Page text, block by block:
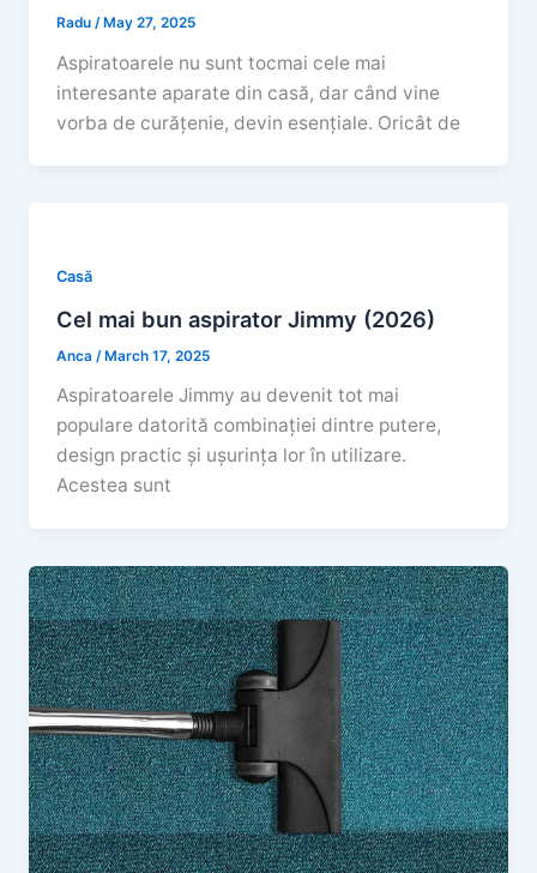
Radu/May 27, 2025
Aspiratoarele nu sunt tocmai cele mai
interesante aparate din casă, dar când vine
vorba de curățenie, devin esențiale. Oricât de
Casă
Cel mai bun aspirator Jimmy (2026)
Anca /March 17, 2025
Aspiratoarele Jimmy au devenit tot mai
populare datorită combinației dintre putere,
design practic și ușurința lor în utilizare.
Acestea sunt